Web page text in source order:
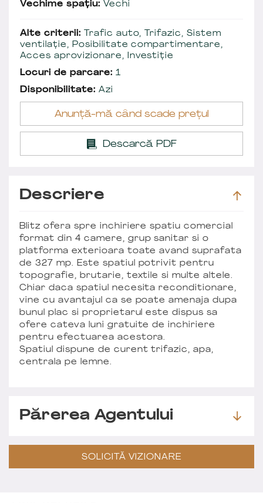
Vechime spațiu: Vechi
Alte criterii: Trafic auto, Trifazic, Sistem
ventilație, Posibilitate compartimentare,
Acces aprovizionare, Investiție
Locuri de parcare: 1
Disponibilitate: Azi
Anunță-mă când scade prețul
Descarcă PDF
Descriere
Blitz ofera spre inchiriere spatiu comercial
format din 4 camere, grup sanitar si o
platforma exterioara toate avand suprafata
de 327 mp. Este spatiul potrivit pentru
topografie, brutarie, textile si multe altele.
Chiar daca spatiul necesita reconditionare,
vine cu avantajul ca se poate amenaja dupa
bunul plac si proprietarul este dispus sa
ofere cateva luni gratuite de inchiriere
pentru efectuarea acestora.
Spatiul dispune de curent trifazic, apa,
centrala pe lemne.
Părerea Agentului
SOLICITĂ VIZIONARE